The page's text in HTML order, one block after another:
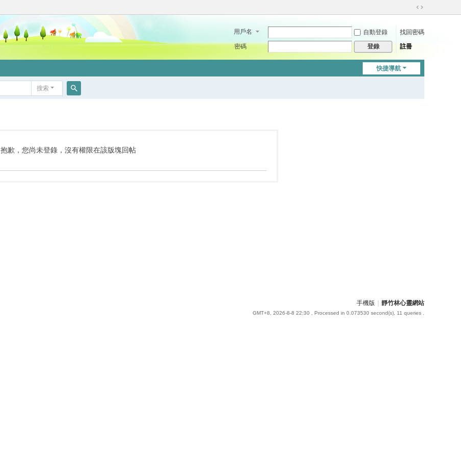
切
到
用戶名 自動登錄
找回密碼
密碼
登錄 註冊
快捷導航
搜索
抱歉，您尚未登錄，沒有權限在該版塊回帖
手機版 靜竹林心靈網站
GMT+8, 2026-8-8 22:30 , Processed in 0.073530 second(s), 11 queries .